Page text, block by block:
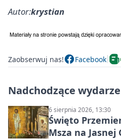
Autor:krystian
Zaobserwuj nas! Facebook
Nadchodzące
6 sierpnia 2026, 13:30
Święto
Msza na Jasnej